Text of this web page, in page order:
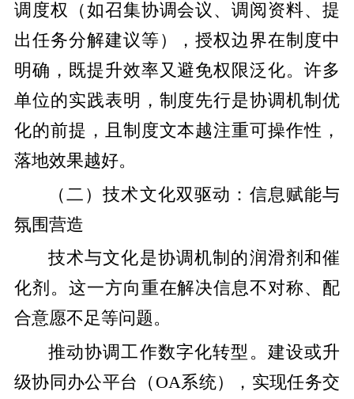
调度权（如召集协调会议、调阅资料、提
出任务分解建议等），授权边界在制度中
明确，既提升效率又避免权限泛化。许多
单位的实践表明，制度先行是协调机制优
化的前提，且制度文本越注重可操作性，
落地效果越好。
（二）技术文化双驱动：信息赋能与
氛围营造
技术与文化是协调机制的润滑剂和催
化剂。这一方向重在解决信息不对称、配
合意愿不足等问题。
推动协调工作数字化转型。建设或升
级协同办公平台（OA系统），实现任务交